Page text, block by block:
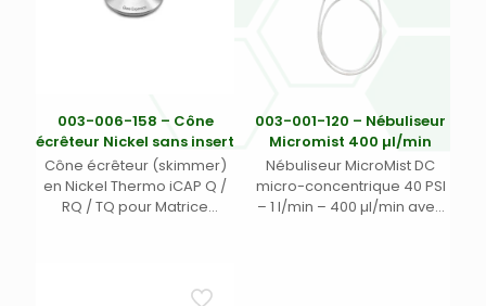
003-006-158 – Cône
écrêteur Nickel sans insert
Cône écrêteur (skimmer)
en Nickel Thermo iCAP Q /
RQ / TQ pour Matrice
= 1311870 + 1318480)
003-001-120 – Nébuliseur
Micromist 400 µl/min
Nébuliseur MicroMist DC
micro-concentrique 40 PSI
– 1 l/min – 400 µl/min avec